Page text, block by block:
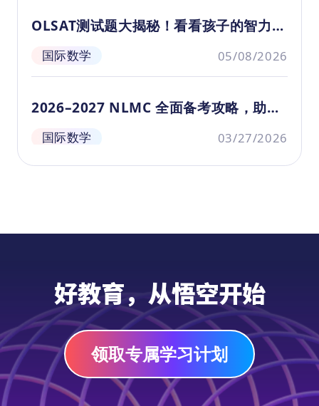
OLSAT测试题大揭秘！看看孩子的智力水
平如何？
国际数学 05/08/2026
2026–2027 NLMC 全面备考攻略，助你
轻松斩获高分
国际数学 03/27/2026
好教育，从悟空开始
领取专属学习计划